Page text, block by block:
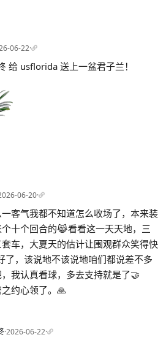
06-22·
给 usflorida 送上一盆君子兰！
06-20·
客气我都不知道怎么收场了，本来装
十个回合的😹看看这一天天地，三
车，大夏天的估计让围观群众笑得快
，该说地不该说地咱们都说差不多
我认真看球，多去支持就是了🤝
约心领了。🙏
·2026-06-22·